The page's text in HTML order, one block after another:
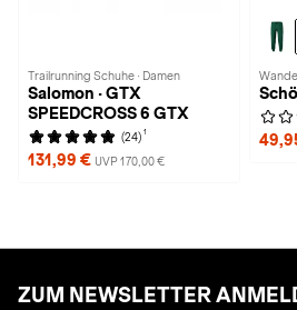
Trailrunning Schuhe · Damen
Salomon · GTX
SPEEDCROSS 6 GTX
(24) 1
131,99 € UVP 170,00 €
ZUM NEWSLETTER